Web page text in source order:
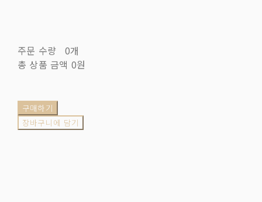
주문 수량
0개
총 상품 금액 0원
구매하기
장바구니에 담기